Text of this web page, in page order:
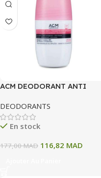
ACM DEODORANT ANTI
48H 50 ML
DEODORANTS
En stock
177,00MAD 116,82 MAD